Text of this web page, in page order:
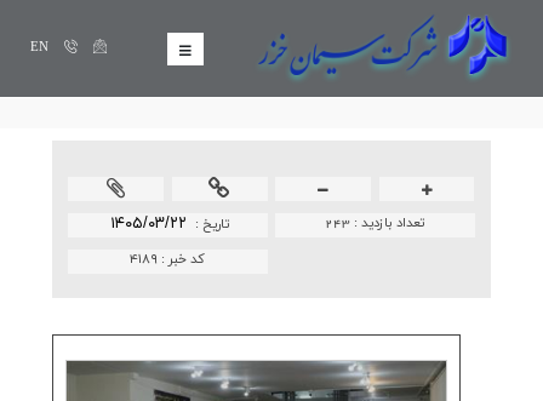
EN
تاريخ : ۱۴۰۵/۰۳/۲۲ تعداد بازدید :243
کد خبر : ۴۱۸۹